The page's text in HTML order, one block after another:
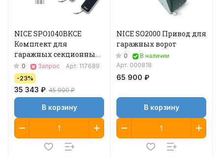
NICE SPO1040BKCE
Комплект для
гаражных секционных
ворот
0 Запрос Арт. 117689
-23%
35 343 ₽ 45 900 ₽
В корзину
NICE SO2000 Привод для
гаражных ворот
0
В наличии
Арт. 000818
65 900 ₽
В корзину